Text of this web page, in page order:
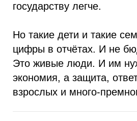
государству легче.
Но такие дети и такие
цифры в отчётах. И не
Это живые люди. И им
экономия, а защита,
взрослых и много-